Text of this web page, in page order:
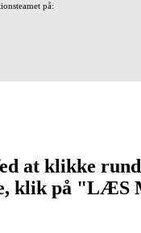
på:
at klikke
klik på "LÆS